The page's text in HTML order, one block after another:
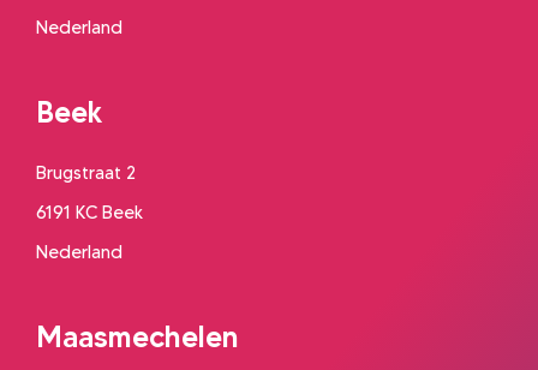
Nederland
Beek
Brugstraat 2
6191 KC Beek
Nederland
Maasmechelen